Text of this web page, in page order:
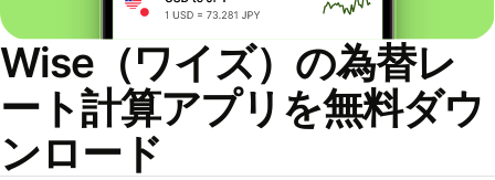
Wise（ワイズ）の為替レ
ート計算アプリを無料ダウ
ンロード